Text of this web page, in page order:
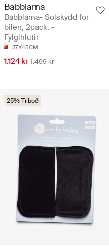
Babblarna
Babblarna- Solskydd för
bilen, 2pack. -
Fylgihlutir
37X45CM
1.124 kr 1.499 kr
25% Tilboð